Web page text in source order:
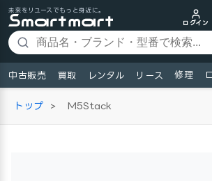
未来をリユースでもっと身近に。
ログイン
中古販売 買取 レンタル リース 修理
トップ > M5Stack